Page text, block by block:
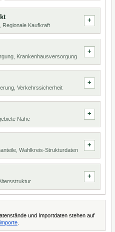
Regionale Kaufkraft
Krankenhausversorgung
Verkehrssicherheit
Nähe
Wahlkreis-Strukturdaten
und Importdaten stehen auf